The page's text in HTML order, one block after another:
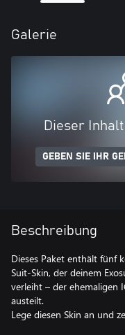
Galerie
Dieser
GEBEN SIE IHR
Beschreibung
Dieses Paket enthält fünf
Suit-Skin, der deinem
verleiht – der ehemaligen
austeilt.
Lege diesen Skin an und